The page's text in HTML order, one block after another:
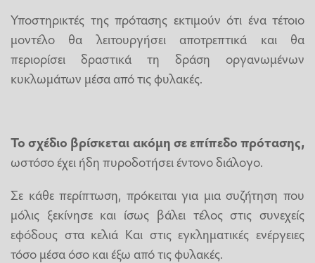
Υποστηρικτές της πρότασης εκτιμούν ότι ένα τέτοιο
μοντέλο θα λειτουργήσει αποτρεπτικά και θα
περιορίσει δραστικά τη δράση οργανωμένων
κυκλωμάτων μέσα από τις φυλακές.
Το σχέδιο βρίσκεται ακόμη σε επίπεδο πρότασης,
ωστόσο έχει ήδη πυροδοτήσει έντονο διάλογο.
Σε κάθε περίπτωση, πρόκειται για μια συζήτηση που
μόλις ξεκίνησε και ίσως βάλει τέλος στις συνεχείς
εφόδους στα κελιά Και στις εγκληματικές ενέργειες
τόσο μέσα όσο και έξω από τις φυλακές.